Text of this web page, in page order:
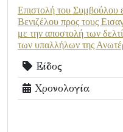
Επιστολή του Συμβούλου
Βενιζέλου προς τους
με την αποστολή των
των υπαλλήλων της
Είδος
Χρονολογία